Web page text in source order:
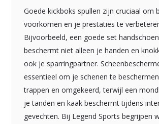
Goede kickboks spullen zijn cruciaal om
voorkomen en je prestaties te
Bijvoorbeeld, een goede set
beschermt niet alleen je handen en
ook je sparringpartner.
essentieel om je schenen te
trappen en omgekeerd, terwijl een
je tanden en kaak beschermt tijdens
gevechten. Bij Legend Sports begrijpen